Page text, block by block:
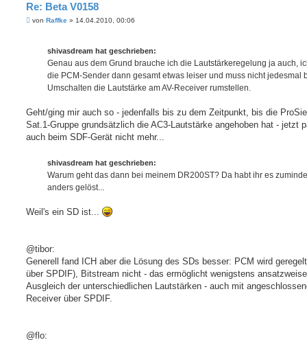
Re: Beta V0158
Bvon Raffke » 14.04.2010, 00:06
shivasdream hat geschrieben:
Genau aus dem Grund brauche ich die Lautstärkeregelung ja auch,
die PCM-Sender dann gesamt etwas leiser und muss nicht jedesmal
Umschalten die Lautstärke am AV-Receiver rumstellen.
Geht/ging mir auch so - jedenfalls bis zu dem Zeitpunkt, bis die
Sat.1-Gruppe grundsätzlich die AC3-Lautstärke angehoben hat - jetzt
auch beim SDF-Gerät nicht mehr...
shivasdream hat geschrieben:
Warum geht das dann bei meinem DR200ST? Da habt ihr es
anders gelöst...
Weil's ein SD ist...
@tibor:
Generell fand ICH aber die Lösung des SDs besser: PCM wird
über SPDIF), Bitstream nicht - das ermöglicht wenigstens
Ausgleich der unterschiedlichen Lautstärken - auch mit
Receiver über SPDIF.
@flo: